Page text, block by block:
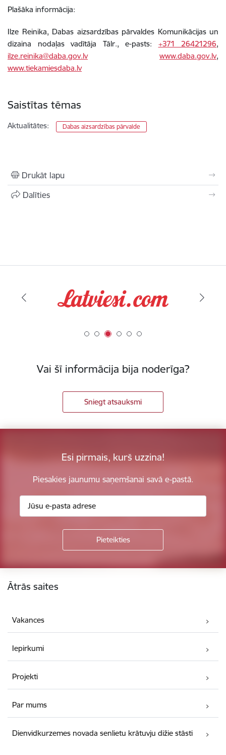
Plašāka informācija:
Ilze Reinika, Dabas aizsardzības pārvaldes Komunikācijas un
dizaina nodaļas vadītāja Tālr., e-pasts: +371 26421296,
ilze.reinika@daba.gov.lv
www.daba.gov.lv,
www.tiekamiesdaba.lv
Saistītas tēmas
Aktualitātes: Dabas aizsardzības pārvalde
Drukāt lapu
Dalīties
Vai šī informācija bija noderīga?
Sniegt atsauksmi
Esi pirmais, kurš uzzina!
Piesakies jaunumu saņemšanai savā e-pastā.
Ātrās saites
Vakances
Iepirkumi
Projekti
Par mums
Dienvidkurzemes novada senlietu krātuvju dižie stāsti